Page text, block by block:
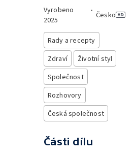
Vyrobeno
2025
•
Česko
Rady a recepty
Zdraví
Životní styl
Společnost
Rozhovory
Česká společnost
Části dílu